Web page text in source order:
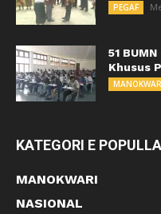
PEGAF
51
Khusus
KATEGORI E
MANOKWARI
NASIONAL